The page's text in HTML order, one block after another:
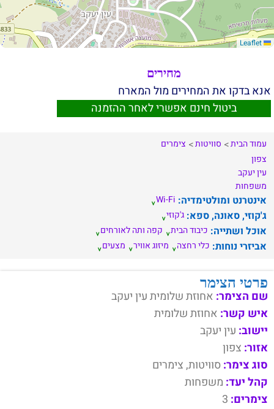
מחירים
אנא בדקו את המחירים מול המארח
ביטול חינם אפשרי לאחר ההזמנה
עמוד הבית סוויטות
צימרים
צפון
עין יעקב
משפחות
אינטרנט ומולטימדיה: Wi-Fi
ג'קוזי, סאונה, ספא: ג'קוזי
אוכל ושתייה: כיבוד הבית קפה ותה לאורחים
אביזרי נוחות: כלי רחצה מיזוג אוויר מצעים
פרטי הצימר
שם הצימר: אחוזת שלומית עין יעקב
איש קשר: אחוזת שלומית
יישוב: עין יעקב
אזור: צפון
סוג צימר:סוויטות, צימרים
קהל יעד: משפחות
צימרים: 3